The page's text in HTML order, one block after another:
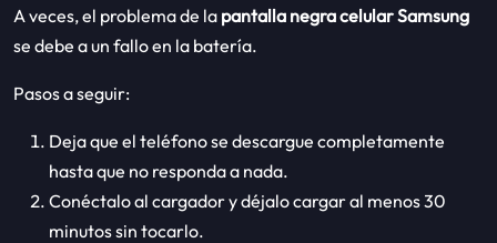
A veces, el problema de la pantalla negra celular Samsung
se debe a un fallo en la batería.
Pasos a seguir:
Deja que el teléfono se descargue completamente
hasta que no responda a nada.
Conéctalo al cargador y déjalo cargar al menos 30
minutos sin tocarlo.